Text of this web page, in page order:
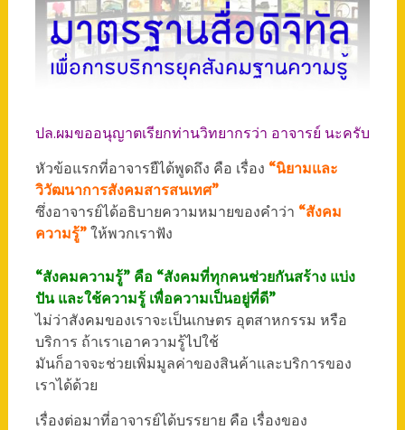
ปล.ผมขออนุญาตเรียกท่านวิทยากรว่า อาจารย์ นะครับ
หัวข้อแรกที่อาจารยืได้พูดถึง คือ เรื่อง “นิยามและ
วิวัฒนาการสังคมสารสนเทศ”
ซึ่งอาจารย์ได้อธิบายความหมายของคำว่า “สังคม
ความรู้”ให้พวกเราฟัง
“สังคมความรู้” คือ “สังคมที่ทุกคนช่วยกันสร้าง แบ่ง
ปัน และใช้ความรู้ เพื่อความเป็นอยู่ที่ดี”
ไม่ว่าสังคมของเราจะเป็นเกษตร อุตสาหกรรม หรือ
บริการ ถ้าเราเอาความรู้ไปใช้
มันก็อาจจะช่วยเพิ่มมูลค่าของสินค้าและบริการของ
เราได้ด้วย
เรื่องต่อมาที่อาจารย์ได้บรรยาย คือ เรื่องของ